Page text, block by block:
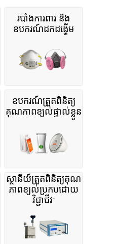
របាំងការពារ និង
ឧបករណ៍ដកដង្ហើម
ឧបករណ៍ត្រួតពិនិត្យ
គុណភាពខ្យល់ផ្ទាល់ខ្លួន
ស្ថានីយ៍ត្រួតពិនិត្យគុណ
ភាពខ្យល់ប្រកបដោយ
វិជ្ជាជីវៈ